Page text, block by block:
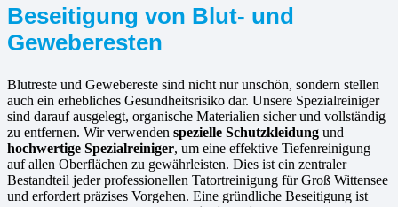
Beseitigung von Blut- und
Geweberesten
Blutreste und Gewebereste sind nicht nur unschön, sondern stellen
auch ein erhebliches Gesundheitsrisiko dar. Unsere Spezialreiniger
sind darauf ausgelegt, organische Materialien sicher und vollständig
zu entfernen. Wir verwenden spezielle Schutzkleidung und
hochwertige Spezialreiniger, um eine effektive Tiefenreinigung
auf allen Oberflächen zu gewährleisten. Dies ist ein zentraler
Bestandteil jeder professionellen Tatortreinigung für Groß Wittensee
und erfordert präzises Vorgehen. Eine gründliche Beseitigung ist